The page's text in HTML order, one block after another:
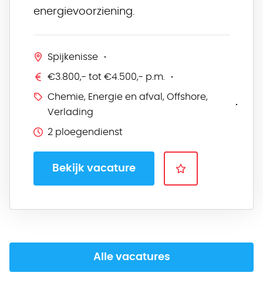
energievoorziening.
Spijkenisse
€3.800,- tot €4.500,- p.m.
Chemie, Energie en afval, Offshore,
Verlading
2 ploegendienst
Bekijk vacature
Alle vacatures